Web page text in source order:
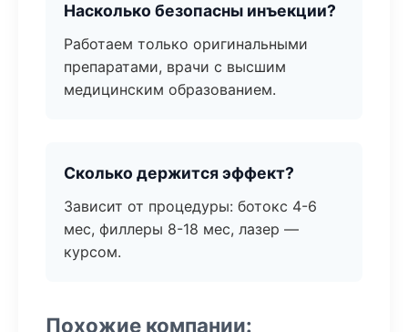
Насколько безопасны инъекции?
Работаем только оригинальными
препаратами, врачи с высшим
медицинским образованием.
Сколько держится эффект?
Зависит от процедуры: ботокс 4-6
мес, филлеры 8-18 мес, лазер —
курсом.
Похожие компании: